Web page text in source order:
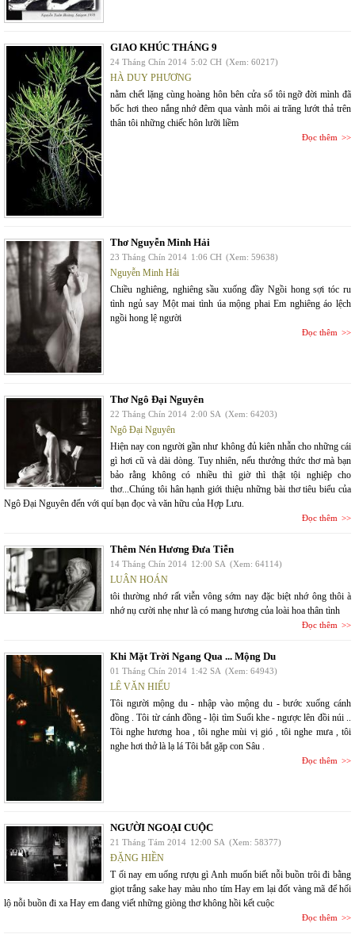
GIAO KHÚC THÁNG 9
24 Tháng Chín 2014 5:02 CH (Xem: 60217)
HÀ DUY PHƯƠNG
nằm chết lặng cùng hoàng hôn bên cửa sổ tôi ngỡ đời mình đã
bốc hơi theo nắng nhớ đêm qua vành môi ai trăng lướt thả trên
thân tôi những chiếc hôn lưỡi liềm
Đọc thêm
Thơ Nguyễn Minh Hải
23 Tháng Chín 2014 1:06 CH (Xem: 59638)
Nguyễn Minh Hải
Chiều nghiêng, nghiêng sầu xuống đầy Ngồi hong sợi tóc ru
tình ngủ say Một mai tình úa mộng phai Em nghiêng áo lệch
ngồi hong lệ người
Đọc thêm
Thơ Ngô Đại Nguyên
22 Tháng Chín 2014 2:00 SA (Xem: 64203)
Ngô Đại Nguyên
Hiện nay con người gần như không đủ kiên nhẫn cho những cái
gì hơi cũ và dài dòng. Tuy nhiên, nếu thưởng thức thơ mà bạn
bảo rằng không có nhiều thì giờ thì thật tội nghiệp cho
thơ...Chúng tôi hân hạnh giới thiệu những bài thơ tiêu biểu của
Ngô Đại Nguyên đến với quí bạn đọc và văn hữu của Hợp Lưu.
Đọc thêm
Thêm Nén Hương Đưa Tiễn
14 Tháng Chín 2014 12:00 SA (Xem: 64114)
LUÂN HOÁN
tôi thường nhớ rất viễn vông sớm nay đặc biệt nhớ ông thôi à
nhớ nụ cười nhẹ như là có mang hương của loài hoa thân tình
Đọc thêm
Khi Mặt Trời Ngang Qua ... Mộng Du
01 Tháng Chín 2014 1:42 SA (Xem: 64943)
LÊ VĂN HIẾU
Tôi người mộng du - nhập vào mộng du - bước xuống cánh
đồng . Tôi từ cánh đồng - lội tìm Suối khe - ngược lên đồi núi ..
Tôi nghe hương hoa , tôi nghe mùi vị gió , tôi nghe mưa , tôi
nghe hơi thở là lạ lá Tôi bắt gặp con Sâu .
Đọc thêm
NGƯỜI NGOẠI CUỘC
21 Tháng Tám 2014 12:00 SA (Xem: 58377)
ĐẶNG HIỀN
T ối nay em uống rượu gì Anh muốn biết nỗi buồn trôi đi bằng
giọt trắng sake hay màu nho tím Hay em lại đốt vàng mã để hối
lộ nỗi buồn đi xa Hay em đang viết những giòng thơ không hồi kết cuộc
Đọc thêm